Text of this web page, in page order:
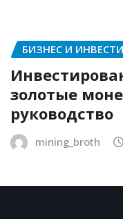
БИЗНЕС И
золотые
руководство
mining_broth